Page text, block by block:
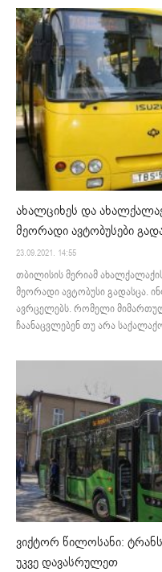
ახალციხეს და
მეორადი ავტობუსები
23.09.2021. 14:55
თბილისის მერიამ
მეორადი ავტობუსი გადასცა.
ავრცელებს. რომელი
ჩაანაცვლებენ თუ არა
ვიქტორ წილოსანი:
უკვე დავასრულეთ